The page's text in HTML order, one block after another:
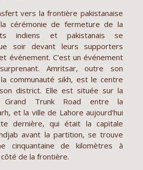
vers la frontière pakistanaise
cérémonie de fermeture de la
indiens et pakistanais se
soir devant leurs supporters
événement. C’est un événement
Amritsar, outre son
communauté sikh, est le centre
district. Elle est située sur la
Trunk Road entre la
et la ville de Lahore aujourd'hui
dernière, qui était la capitale
avant la partition, se trouve
cinquantaine de kilomètres à
de la frontière.